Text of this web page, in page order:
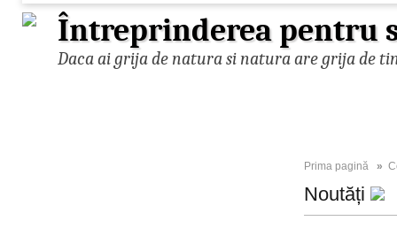
Întreprinderea pentru
Daca ai grija de natura si natura are grija de
Prima pagină »
Noutăți